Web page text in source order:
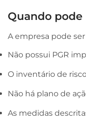
Quando pode
A empresa pode
Não possui PGR
O inventário de
Não há plano de
As medidas